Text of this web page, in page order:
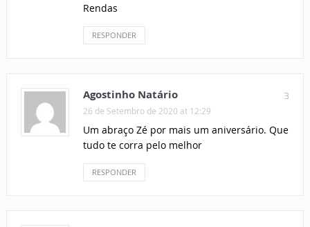
Rendas
RESPONDER
3
Agostinho Natário
26 de Setembro de 2020 at 12:29
Um abraço Zé por mais um aniversário. Que
tudo te corra pelo melhor
RESPONDER